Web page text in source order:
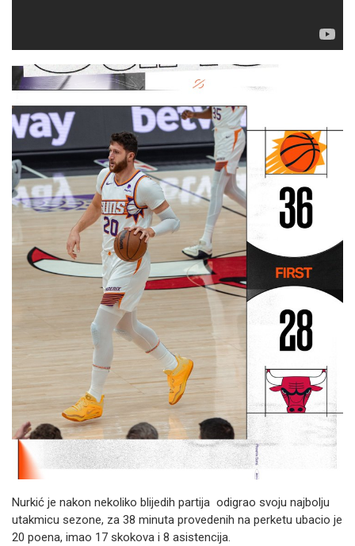
Nurkić je nakon nekoliko blijedih partija odigrao svoju najbolju
utakmicu sezone, za 38 minuta provedenih na perketu ubacio je
20 poena, imao 17 skokova i 8 asistencija.